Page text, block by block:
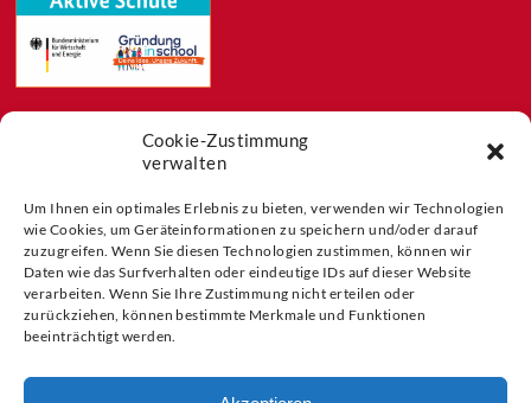
Cookie-Zustimmung
verwalten
Um Ihnen ein optimales Erlebnis zu bieten, verwenden wir Technologien
wie Cookies, um Geräteinformationen zu speichern und/oder darauf
zuzugreifen. Wenn Sie diesen Technologien zustimmen, können wir
Daten wie das Surfverhalten oder eindeutige IDs auf dieser Website
verarbeiten. Wenn Sie Ihre Zustimmung nicht erteilen oder
zurückziehen, können bestimmte Merkmale und Funktionen
beeinträchtigt werden.
Blog
Buchtipps
Partner der